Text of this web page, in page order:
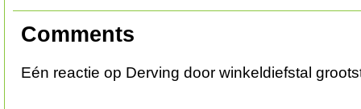
Comments
Eén reactie op Derving door winkeldiefstal